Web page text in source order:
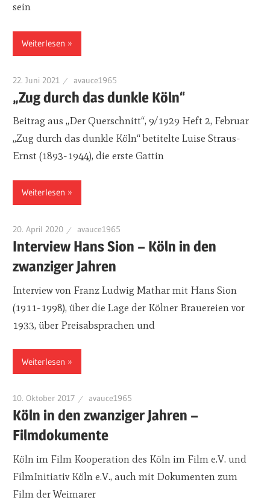
sein
Weiterlesen
22. Juni 2021 avauce1965
„Zug durch das dunkle Köln“
Beitrag aus „Der Querschnitt“, 9/1929 Heft 2, Februar
„Zug durch das dunkle Köln“ betitelte Luise Straus-
Ernst (1893-1944), die erste Gattin
Weiterlesen
20. April 2020 avauce1965
Interview Hans Sion – Köln in den
zwanziger Jahren
Interview von Franz Ludwig Mathar mit Hans Sion
(1911-1998), über die Lage der Kölner Brauereien vor
1933, über Preisabsprachen und
Weiterlesen
10. Oktober 2017 avauce1965
Köln in den zwanziger Jahren –
Filmdokumente
Köln im Film Kooperation des Köln im Film e.V. und
FilmInitiativ Köln e.V., auch mit Dokumenten zum
Film der Weimarer